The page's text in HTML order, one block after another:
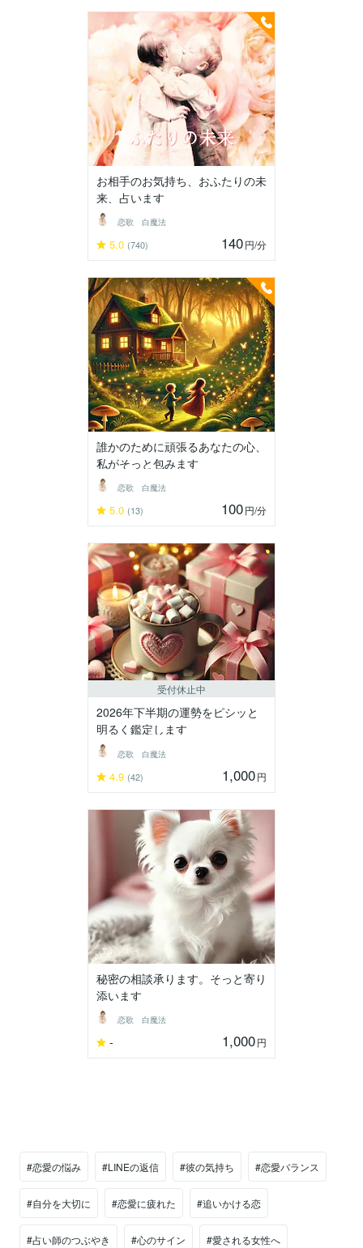
お相手のお気持ち、おふたりの未
来、占います
恋歌 白魔法
5.0 (740) 140円/分
誰かのために頑張るあなたの心、
私がそっと包みます
恋歌 白魔法
5.0 (13) 100円/分
受付休止中
2026年下半期の運勢をピシッと
明るく鑑定します
恋歌 白魔法
4.9 (42) 1,000円
秘密の相談承ります。そっと寄り
添います
恋歌 白魔法
- 1,000円
#恋愛の悩み #LINEの返信 #彼の気持ち #恋愛バランス
#自分を大切に #恋愛に疲れた #追いかける恋
#占い師のつぶやき #心のサイン #愛される女性へ